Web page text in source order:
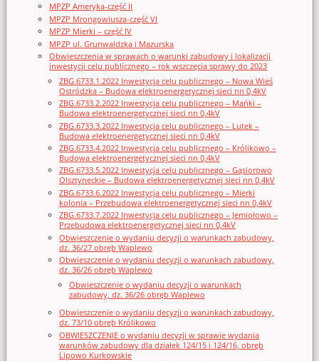
MPZP Ameryka-część II
MPZP Mrongowiusza-część VI
MPZP Mierki – część IV
MPZP ul. Grunwaldzka i Mazurska
Obwieszczenia w sprawach o warunki zabudowy i lokalizacji
inwestycji celu publicznego – rok wszczęcia sprawy do 2023
ZBG.6733.1.2022 Inwestycja celu publicznego – Nowa Wieś
Ostródzka – Budowa elektroenergetycznej sieci nn 0,4kV
ZBG.6733.2.2022 Inwestycja celu publicznego – Mańki –
Budowa elektroenergetycznej sieci nn 0,4kV
ZBG.6733.3.2022 Inwestycja celu publicznego – Lutek –
Budowa elektroenergetycznej sieci nn 0,4kV
ZBG.6733.4.2022 Inwestycja celu publicznego – Królikowo –
Budowa elektroenergetycznej sieci nn 0,4kV
ZBG.6733.5.2022 Inwestycja celu publicznego – Gąsiorowo
Olsztyneckie – Budowa elektroenergetycznej sieci nn 0,4kV
ZBG.6733.6.2022 Inwestycja celu publicznego – Mierki
kolonia – Przebudowa elektroenergetycznej sieci nn 0,4kV
ZBG.6733.7.2022 Inwestycja celu publicznego – Jemiołowo –
Przebudowa elektroenergetycznej sieci nn 0,4kV
Obwieszczenie o wydaniu decyzji o warunkach zabudowy,
dz. 36/27 obręb Waplewo
Obwieszczenie o wydaniu decyzji o warunkach zabudowy,
dz. 36/26 obręb Waplewo
Obwieszczenie o wydaniu decyzji o warunkach
zabudowy, dz. 36/26 obręb Waplewo
Obwieszczenie o wydaniu decyzji o warunkach zabudowy,
dz. 73/10 obręb Królikowo
OBWIESZCZENIE o wydaniu decyzji w sprawie wydania
warunków zabudowy dla działek 124/15 i 124/16, obręb
Lipowo Kurkowskie